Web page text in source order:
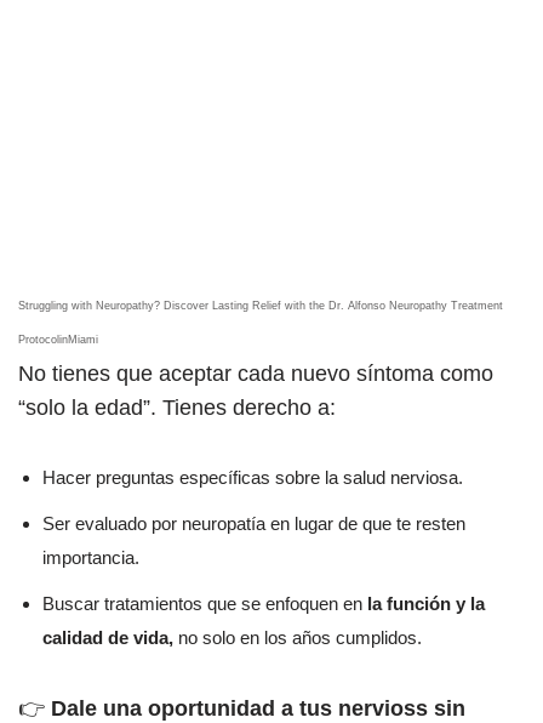
Struggling with Neuropathy? Discover Lasting Relief with the Dr. Alfonso Neuropathy Treatment
ProtocolinMiami
No tienes que aceptar cada nuevo síntoma como
“solo la edad”. Tienes derecho a:
Hacer preguntas específicas sobre la salud nerviosa.
Ser evaluado por neuropatía en lugar de que te resten
importancia.
Buscar tratamientos que se enfoquen en la función y la
calidad de vida, no solo en los años cumplidos.
👉 Dale una oportunidad a tus nervioss sin